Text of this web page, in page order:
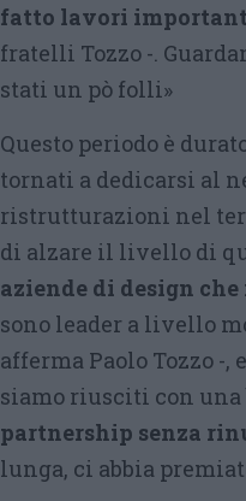
fatto lavori
fratelli Tozzo -.
stati un pò folli»
Questo periodo è
tornati a dedicarsi al
ristrutturazioni nel
di alzare il livello di
aziende di design
sono leader a livello
afferma Paolo Tozzo
siamo riusciti con una
partnership senza
lunga, ci abbia